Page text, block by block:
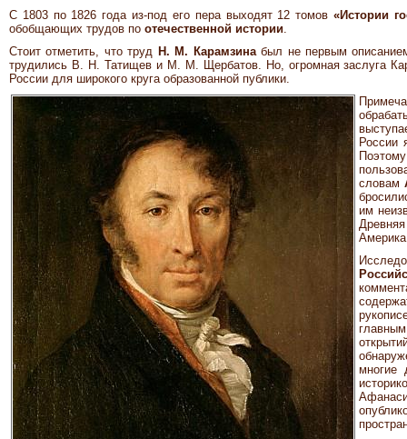
С 1803 по 1826 года из-под его пера выходят 12 томов«Истории
обобщающих трудов по отечественной истории.
Стоит отметить, что труд Н. М. Карамзинабыл не первым
трудились В. Н. Татищев и М. М. Щербатов. Но, огромная заслуга
России для широкого круга образованной публики.
России
словам
им
многие